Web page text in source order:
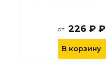
от 226 ₽ ₽
В корзину